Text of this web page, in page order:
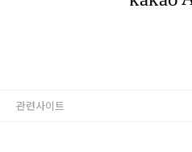
축 해제 명령어 실행하시면lotto645 실행파
관련사이트